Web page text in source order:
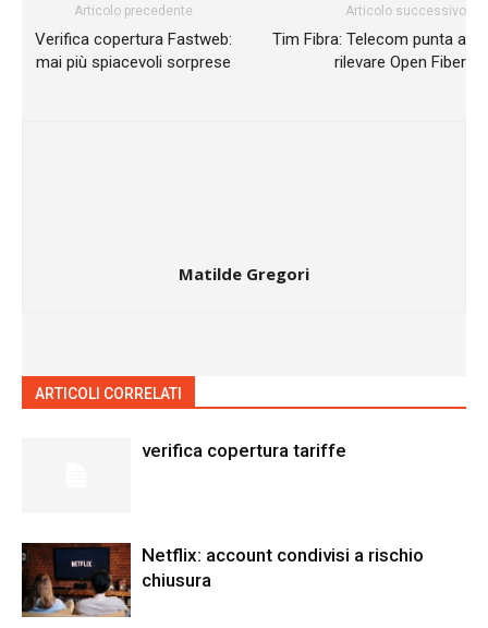
Articolo precedente
Verifica copertura Fastweb:
mai più spiacevoli sorprese
Articolo successivo
Tim Fibra: Telecom punta a
rilevare Open Fiber
Matilde Gregori
ARTICOLI CORRELATI
verifica copertura tariffe
Netflix: account condivisi a rischio
chiusura